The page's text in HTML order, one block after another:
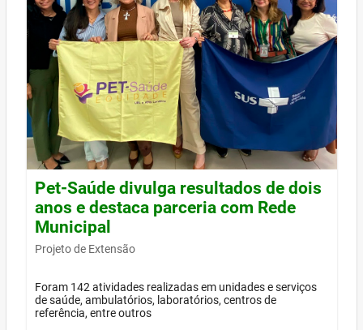
Pet-Saúde divulga resultados de dois
anos e destaca parceria com Rede
Municipal
Projeto de Extensão
Foram 142 atividades realizadas em unidades e serviços
de saúde, ambulatórios, laboratórios, centros de
referência, entre outros